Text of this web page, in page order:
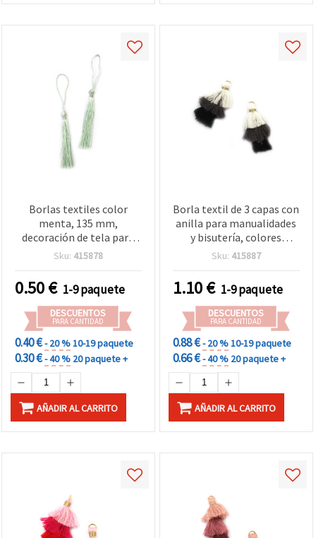
Borlas textiles color
menta, 135 mm,
decoración de tela para
manualidades DIY, 5 uds.
Sku: 415878
0.50€ 1-9 paquete
DESCUENTOS
PARA CANTIDAD
0.40 €- 20 %10-19 paquete
0.30 €- 40 % 20 paquete +
AÑADIR AL CARRITO
Borla textil de 3 capas con
anilla para manualidades
y bisutería, colores
blanco, gris y negro,
Sku: 415887
1.10€ 1-9 paquete
DESCUENTOS
PARA CANTIDAD
0.88 €- 20 %10-19 paquete
0.66 €- 40 % 20 paquete +
AÑADIR AL CARRITO